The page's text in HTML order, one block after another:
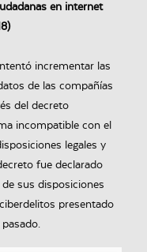
en internet
incrementar las
de las compañías
del decreto
incompatible con el
legales y
fue declarado
sus disposiciones
presentado